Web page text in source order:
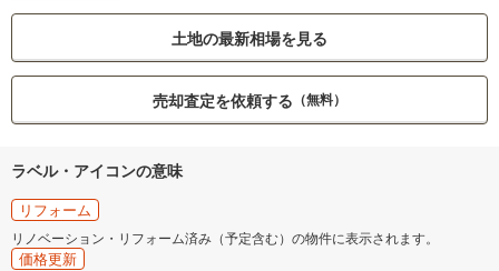
土地の最新相場を見る
売却査定を依頼する （無料）
ラベル・アイコンの意味
リフォーム
リノベーション・リフォーム済み（予定含む）の物件に表示されます。
価格更新